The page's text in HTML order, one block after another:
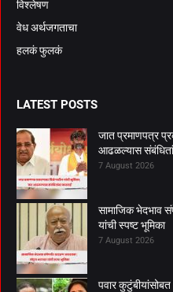
विश्लेषण
वेध अर्थजगताचा
हलकं फुलकं
LATEST POSTS
जात प्रमाणपत्र
आढळल्यास
7 August 2026
सामाजिक भेदभाव
यांची स्पष्ट भूमिका
7 August 2026
पवार कुटुंबीयांसोबत